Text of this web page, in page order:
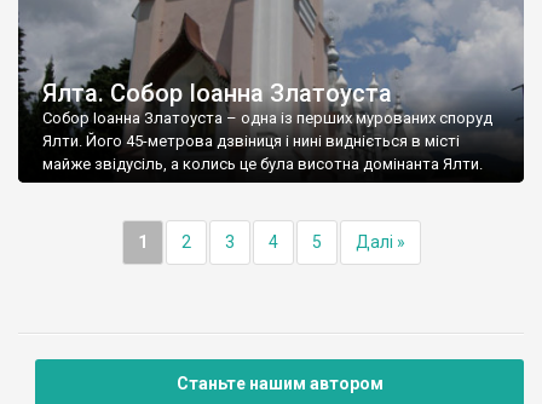
Ялта. Собор Іоанна Златоуста
Собор Іоанна Златоуста – одна із перших мурованих споруд
Ялти. Його 45-метрова дзвіниця і нині видніється в місті
майже звідусіль, а колись це була висотна домінанта Ялти.
1 2 3 4 5 Далі »
Станьте нашим автором